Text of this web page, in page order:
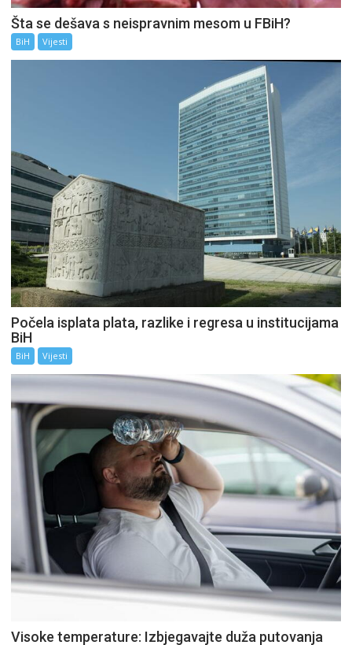
Šta se dešava s neispravnim mesom u FBiH?
BiH Vijesti
Počela isplata plata, razlike i regresa u institucijama
BiH
BiH Vijesti
Visoke temperature: Izbjegavajte duža putovanja